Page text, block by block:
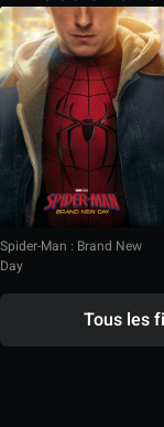
Spider-Man : Brand New
Day
Tous les